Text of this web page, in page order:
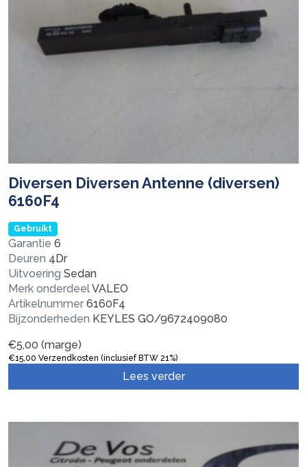
Diversen Diversen Antenne (diversen)
6160F4
Gebruikt
Garantie 6
Deuren 4Dr
Uitvoering Sedan
Merk onderdeelVALEO
Artikelnummer 6160F4
Bijzonderheden KEYLES GO/9672409080
€5,00 (marge)
€15,00 Verzendkosten (inclusief BTW 21%)
Lees verder